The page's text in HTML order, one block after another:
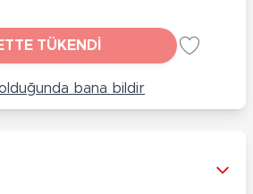
TÜKENDİ
bana bildir